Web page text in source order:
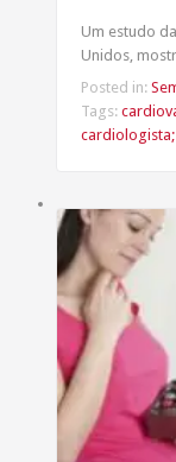
Um estudo
Unidos,
Posted in:
Tags: